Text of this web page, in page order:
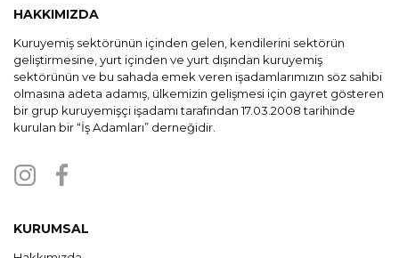
HAKKIMIZDA
Kuruyemiş sektörünün içinden gelen, kendilerini sektörün
geliştirmesine, yurt içinden ve yurt dışından kuruyemiş
sektörünün ve bu sahada emek veren işadamlarımızın söz sahibi
olmasına adeta adamış, ülkemizin gelişmesi için gayret gösteren
bir grup kuruyemişçi işadamı tarafından 17.03.2008 tarihinde
kurulan bir “İş Adamları” derneğidir.
KURUMSAL